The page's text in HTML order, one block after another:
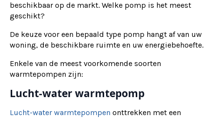
beschikbaar op de markt. Welke pomp is het meest
geschikt?
De keuze voor een bepaald type pomp hangt af van uw
woning, de beschikbare ruimte en uw energiebehoefte.
Enkele van de meest voorkomende soorten
warmtepompen zijn:
Lucht-water warmtepomp
Lucht-water warmtepompen onttrekken met een